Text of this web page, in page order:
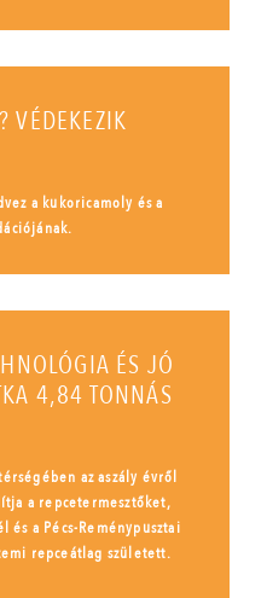
VÉDEKEZIK
a kukoricamoly és a
ÉS JÓ
4,84 TONNÁS
az aszály évről
a repcetermesztőket,
és a Pécs-Reménypusztai
repceátlag született.